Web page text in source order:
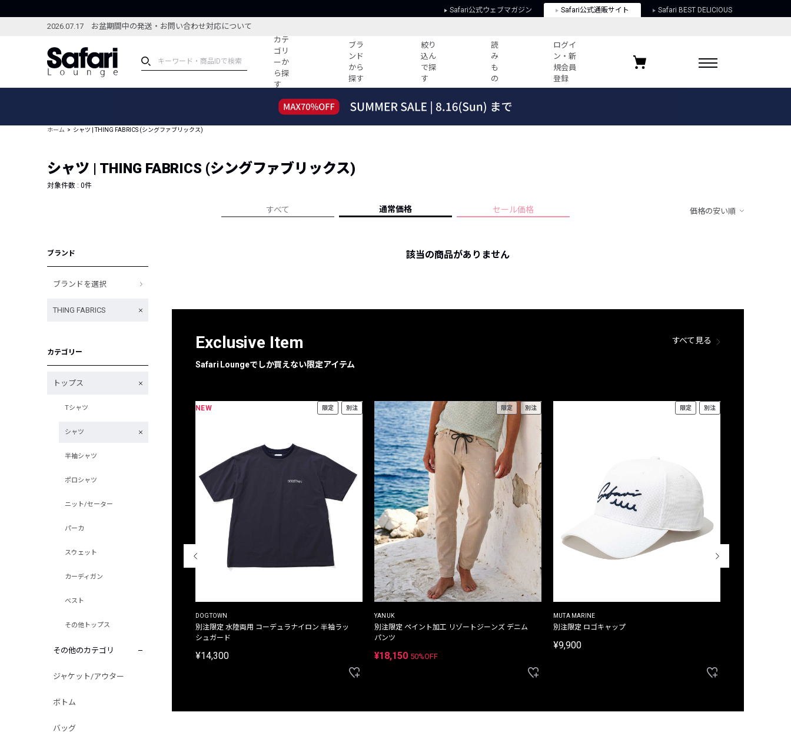
Safari公式ウェブマガジン Safari公式通販サイト Safari BEST DELICIOUS
2026.07.17 お盆期間中の発送・お問い合わせ対応について
カテ
ゴリ
ーか
ら探
す
ブラ
ンド
から
探す
絞り
込ん
で探
す
読
み
も
の
ログイ
ン・新
規会員
登録
ブランドから探す
新着アイテム
編集部のおすすめアイテム
特集記事
コーディネート
すべての記事
ーデ紹介
HOTなコーデ TOP20
人気記事ランキング
フォーカスブランド
プライバシーポリシー
お気に入りブランド
ホーム シャツ | THING FABRICS (シングファブリックス)
シャツ | THING FABRICS (シングファブリックス)
対象件数 : 0件
すべて 通常価格 セール価格 価格の安い順
ブランド
ブランドを選択
THING FABRICS
カテゴリー
トップス
Tシャツ
シャツ
半袖シャツ
ポロシャツ
ニット/セーター
パーカ
スウェット
カーディガン
ベスト
その他トップス
その他のカテゴリ
ジャケット/アウター
ボトム
バッグ
該当の商品がありません
Exclusive Item
Safari Loungeでしか買えない限定アイテム
すべて見る
別注限定 ピグメントダイ バックプリント サーフ
NEW 限定 別注
DOGTOWN
別注限定 水陸両用 コーデュラナイロン 半袖ラッ
シュガード
¥14,300
限定 別注
YANUK
別注限定 ペイント加工 リゾートジーンズ デニム
パンツ
¥18,150 50%OFF
限定 別注
MUTA MARINE
別注限定 ロゴキャップ
¥9,900